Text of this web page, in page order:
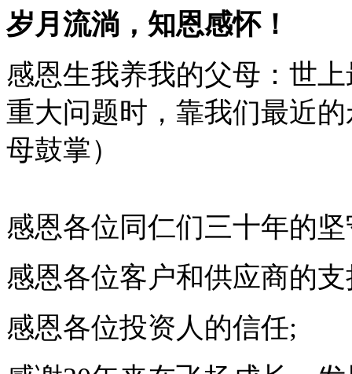
岁月流淌，知恩感怀！
感恩生我养我的父母：世
重大问题时，靠我们最近
母鼓掌）
感恩各位同仁们三十年的
感恩各位客户和供应商的
感恩各位投资人的信任;